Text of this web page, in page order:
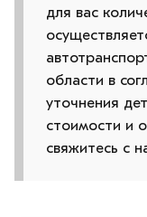
для вас
области в
уточнения
стоимости и
свяжитесь с